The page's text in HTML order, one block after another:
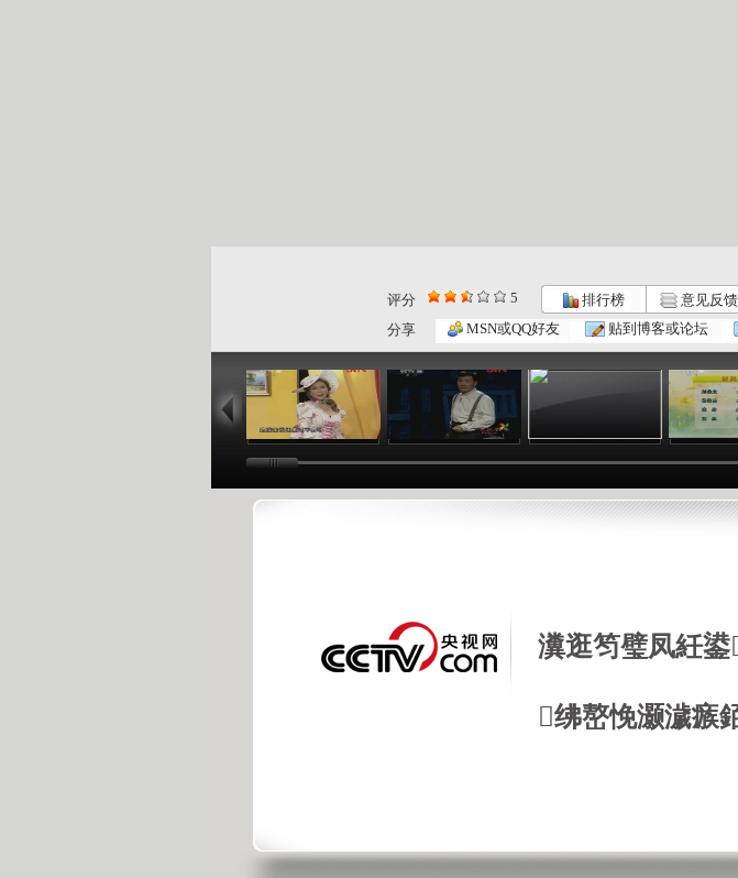
评分 5 排行榜 意见反馈
分享
MSN或QQ好友 贴到博客或论坛
04:59
大风车 2...
17:28
大风车 2...
04:59
大风
瀵逛笉璧凤紝
绋嶅悗灏濊瘯